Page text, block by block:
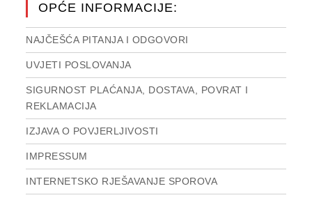
OPĆE INFORMACIJE:
NAJČEŠĆA PITANJA I ODGOVORI
UVJETI POSLOVANJA
SIGURNOST PLAĆANJA, DOSTAVA, POVRAT I
REKLAMACIJA
IZJAVA O POVJERLJIVOSTI
IMPRESSUM
INTERNETSKO RJEŠAVANJE SPOROVA